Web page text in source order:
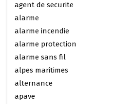
agent de securite
alarme
alarme incendie
alarme protection
alarme sans fil
alpes maritimes
alternance
apave